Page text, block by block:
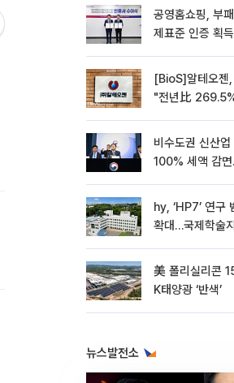
공영홈쇼핑, 부
제표준 인증 획득
[BioS]알테오
"전년比
비수도권 신산
100% 세액 감면
hy, ‘HP7’ 연구
확대…국제학술
美 폴리실리콘
K태양광 ‘반색’
뉴스발전소